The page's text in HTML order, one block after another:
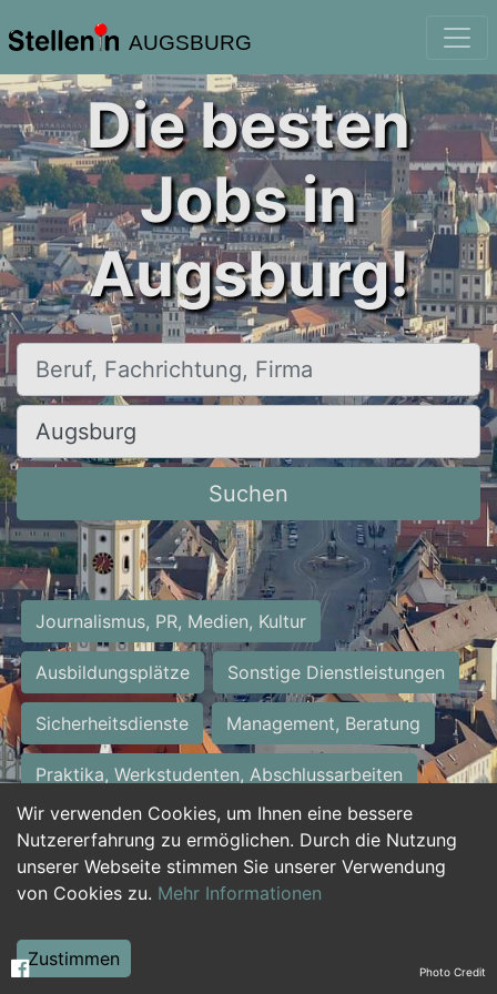
AUGSBURG
Wir verwenden Cookies, um Ihnen eine bessere
Nutzererfahrung zu ermöglichen. Durch die Nutzung
unserer Webseite stimmen Sie unserer Verwendung
von Cookies zu. Mehr Informationen
Zustimmen
Die besten
Jobs in
Augsburg!
Beruf, Fachrichtung, Firma
Ort, Stadt
Suchen
Journalismus, PR, Medien, Kultur
Ausbildungsplätze Sonstige Dienstleistungen
Sicherheitsdienste Management, Beratung
Praktika, Werkstudenten, Abschlussarbeiten
Personalwesen Assistenz, Sekretariat
Hilfskräfte, Aushilfs- und Nebenjobs
Weiterbildung, Studium, duale Ausbildung Photo Credit